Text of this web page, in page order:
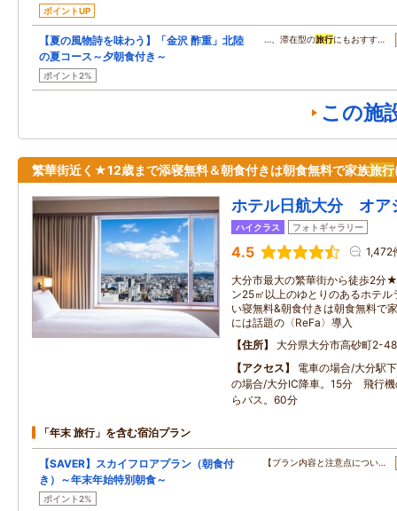
ポイントUP
【夏の風物詩を味わう】「金沢 酢重」北陸
の夏コース～夕朝食付き～
ポイント2%
…、滞在型の旅行にもおすす…
この施
繁華街近く★12歳まで添寝無料＆朝食付きは朝食無料で家族旅行
ホテル日航大分 オア
ハイクラス フォトギャラリー
4.5 1,472
大分市最大の繁華街から徒歩2分
ン25㎡以上のゆとりのあるホテ
い寝無料&朝食付きは朝食無料で
には話題の〈ReFa〉導入
住所
大分県大分市高砂町2-48
アクセス
電車の場合/大分駅
の場合/大分IC降車。15分 飛行機
らバス。60分
「年末 旅行」を含む宿泊プラン
【SAVER】スカイフロアプラン（朝食付
き）～年末年始特別朝食～
ポイント2%
【プラン内容と注意点につい…